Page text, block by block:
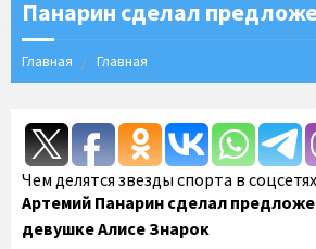
Панарин сделал
Главная Главная
Чем делятся звезды спорта в
Артемий Панарин сделал
девушке Алисе Знарок